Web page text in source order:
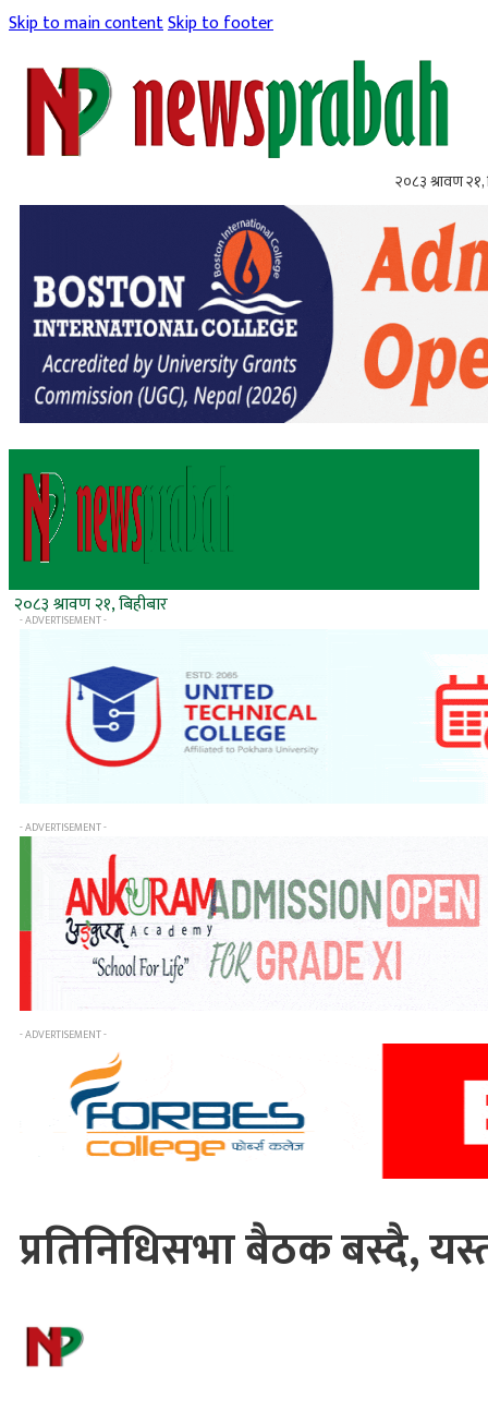
Skip to main contentSkip to footer
२०८३ श्रावण २१,
२०८३ श्रावण २१, बिहीबार
- ADVERTISEMENT -
- ADVERTISEMENT -
- ADVERTISEMENT -
प्रतिनिधिसभा बैठक बस्दै,